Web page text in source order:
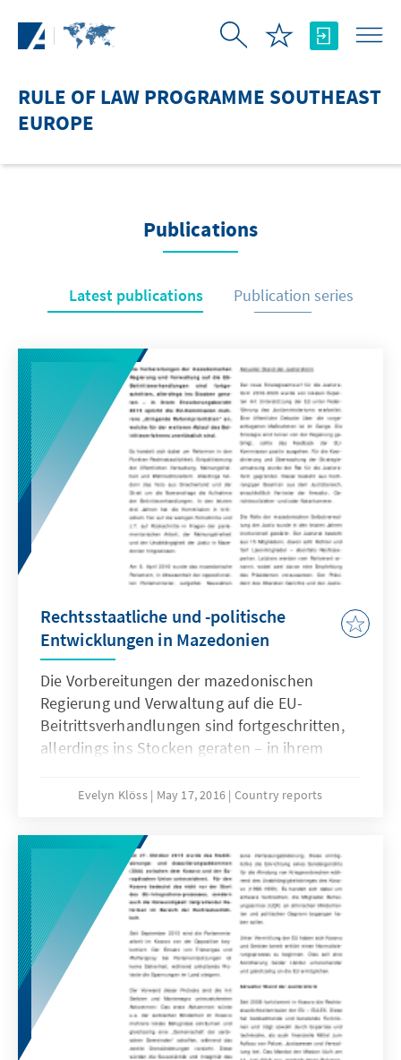
RULE OF LAW PROGRAMME SOUTHEAST
EUROPE
Publications
Latest publications Publication series
Rechtsstaatliche und -politische
Entwicklungen in Mazedonien
Die Vorbereitungen der mazedonischen
Regierung und Verwaltung auf die EU-
Beitrittsverhandlungen sind fortgeschritten,
allerdings ins Stocken geraten – in ihrem
Kommission mehrere „dringende
weiteren Ablauf des Beitrittsverfahrens
unerlässlich sind.
Evelyn Klöss May 17, 2016 Country reports